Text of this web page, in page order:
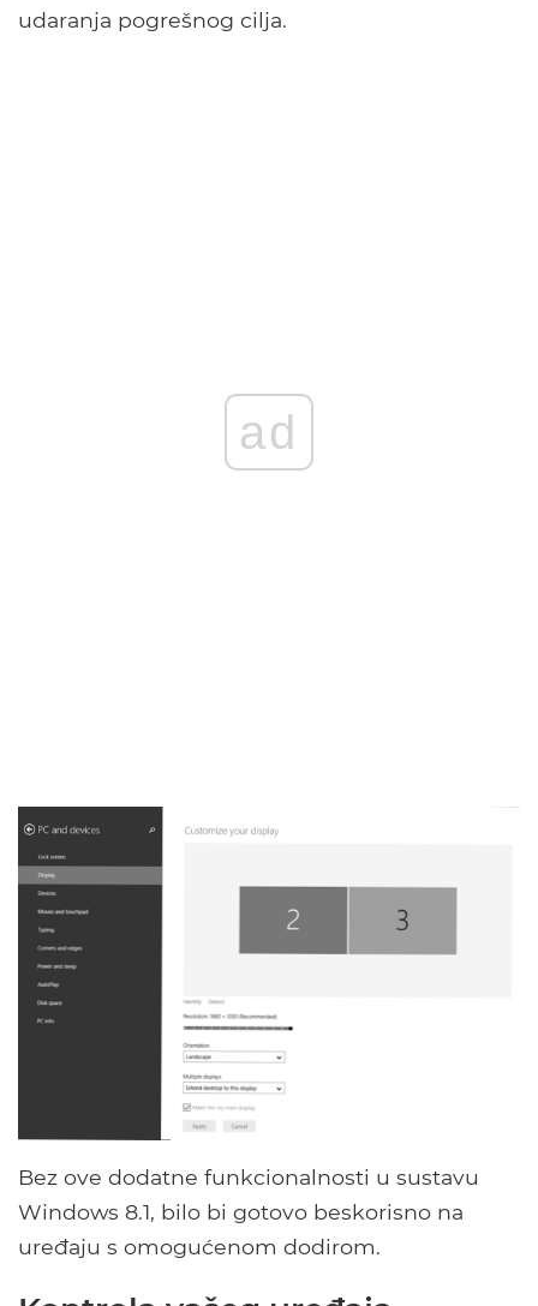
udaranja pogrešnog cilja.
ad
Bez ove dodatne funkcionalnosti u sustavu
Windows 8.1, bilo bi gotovo beskorisno na
uređaju s omogućenom dodirom.